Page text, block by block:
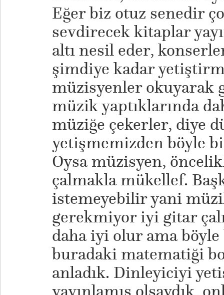
Eğer biz otuz senedir
sevdirecek kitaplar
altı nesil eder,
şimdiye kadar
müzisyenler okuyarak
müzik yaptıklarında
müziğe çekerler, diye
yetişmemizden böyle
Oysa müzisyen,
çalmakla mükellef.
istemeyebilir yani
gerekmiyor iyi gitar
daha iyi olur ama
buradaki matematiği
anladık. Dinleyiciyi